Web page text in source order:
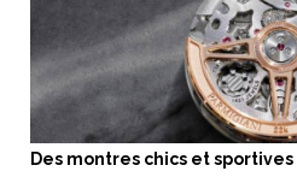
Des montres chics et sportives